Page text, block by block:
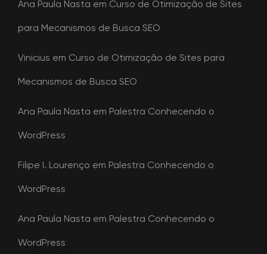
Ana Paula Nasta em Curso de Otimização de Sites
para Mecanismos de Busca SEO
Vinicius em Curso de Otimização de Sites para
Mecanismos de Busca SEO
Ana Paula Nasta em Palestra Conhecendo o
WordPress
Filipe I. Lourenço em Palestra Conhecendo o
WordPress
Ana Paula Nasta em Palestra Conhecendo o
WordPress